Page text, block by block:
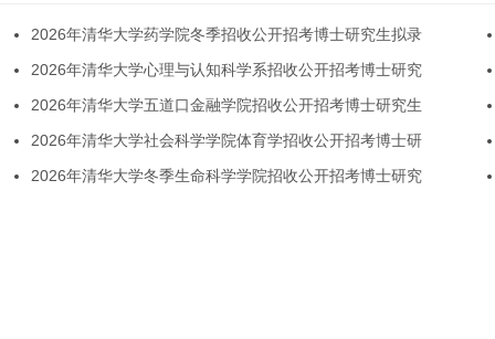
2026年清华大学药学院冬季招收公开招考博士研究生拟录
2026年清华大学心理与认知科学系招收公开招考博士研究
2026年清华大学五道口金融学院招收公开招考博士研究生
2026年清华大学社会科学学院体育学招收公开招考博士研
2026年清华大学冬季生命科学学院招收公开招考博士研究